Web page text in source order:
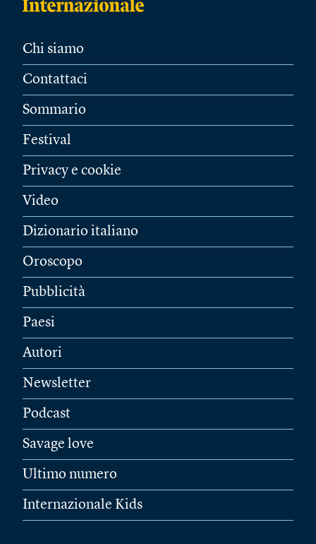
Chi siamo
Contattaci
Sommario
Festival
Privacy e cookie
Video
Dizionario italiano
Oroscopo
Pubblicità
Paesi
Autori
Newsletter
Podcast
Savage love
Ultimo numero
Internazionale Kids